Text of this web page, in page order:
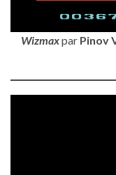
Wizmaxpar Pinov